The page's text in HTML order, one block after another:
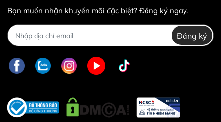
Bạn muốn nhận khuyến mãi đặc biệt? Đăng ký ngay.
Đăng ký